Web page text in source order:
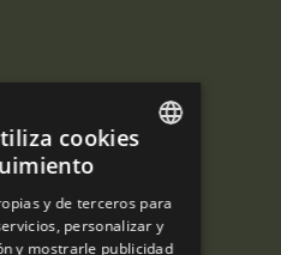
SPANISH
cookies
y de terceros para
personalizar y
y mostrarle publicidad